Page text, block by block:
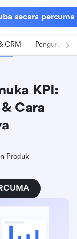
secara percuma
CRM Pengurusan
KPI:
Cara
Produk